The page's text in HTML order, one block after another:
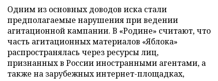
Одним из основных доводов иска стали
предполагаемые нарушения при ведении
агитационной кампании. В «Родине» считают, что
часть агитационных материалов «Яблока»
распространялась через ресурсы лиц,
признанных в России иностранными агентами, а
также на зарубежных интернет-площадках,